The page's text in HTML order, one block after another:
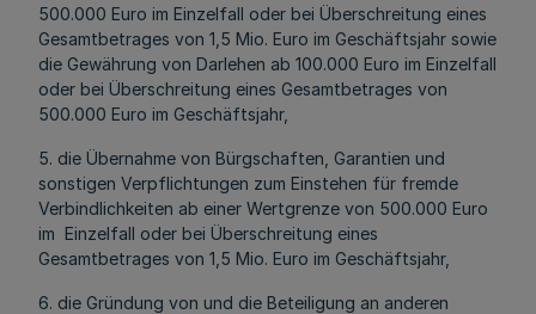
500.000 Euro im Einzelfall oder bei Überschreitung eines
Gesamtbetrages von 1,5 Mio. Euro im Geschäftsjahr sowie
die Gewährung von Darlehen ab 100.000 Euro im Einzelfall
oder bei Überschreitung eines Gesamtbetrages von
500.000 Euro im Geschäftsjahr,
5. die Übernahme von Bürgschaften, Garantien und
sonstigen Verpflichtungen zum Einstehen für fremde
Verbindlichkeiten ab einer Wertgrenze von 500.000 Euro
im Einzelfall oder bei Überschreitung eines
Gesamtbetrages von 1,5 Mio. Euro im Geschäftsjahr,
6. die Gründung von und die Beteiligung an anderen